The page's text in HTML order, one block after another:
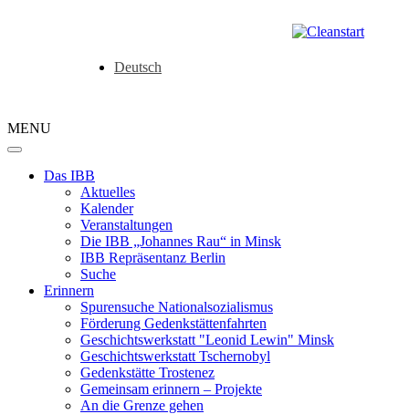
Deutsch
MENU
Das IBB
Aktuelles
Kalender
Veranstaltungen
Die IBB „Johannes Rau“ in Minsk
IBB Repräsentanz Berlin
Suche
Erinnern
Spurensuche Nationalsozialismus
Förderung Gedenkstättenfahrten
Geschichtswerkstatt "Leonid Lewin" Minsk
Geschichtswerkstatt Tschernobyl
Gedenkstätte Trostenez
Gemeinsam erinnern – Projekte
An die Grenze gehen